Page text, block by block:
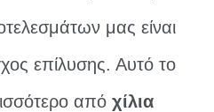
μας είναι
επίλυσης. Αυτό το
απόχίλια